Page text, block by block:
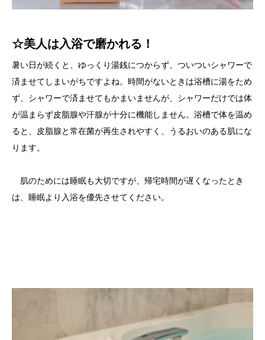
☆美人は入浴で磨かれる！
暑い日が続くと、ゆっくり湯銭につからず、ついついシャワーで
済ませてしまいがちですよね。時間がないときは浴槽に湯をため
ず、シャワーで済ませてもかまいませんが、シャワーだけでは体
が温まらず皮脂腺や汗腺が十分に機能しません。浴槽で体を温め
ると、皮脂腺と常在菌が再生されやすく、うるおいのある肌にな
ります。
肌のためには睡眠も大切ですが、帰宅時間が遅くなったとき
は、睡眠より入浴を優先させてください。